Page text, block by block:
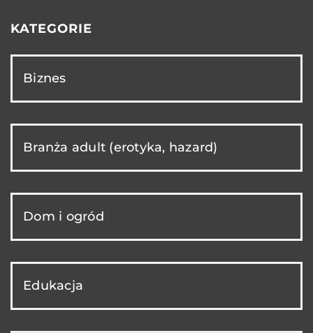
KATEGORIE
Biznes
Branża adult (erotyka, hazard)
Dom i ogród
Edukacja